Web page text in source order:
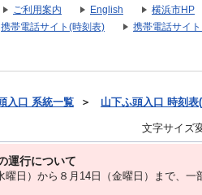
ご利用案内 English 横浜市HP
携帯電話サイト(時刻表) 携帯電話サイト
入口 系統一覧 ＞ 山下ふ頭入口 時刻表
文字サイズ
運行について
日）から８⽉14⽇（金曜日）まで、⼀